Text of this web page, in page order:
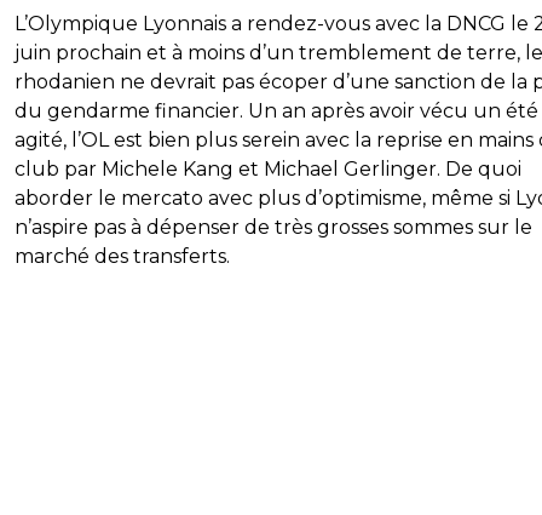
L’Olympique Lyonnais a rendez-vous avec la DNCG le
juin prochain et à moins d’un tremblement de terre,
rhodanien ne devrait pas écoper d’une sanction de la
du gendarme financier. Un an après avoir vécu un
agité, l’OL est bien plus serein avec la reprise en mains
club par Michele Kang et Michael Gerlinger. De quoi
aborder le mercato avec plus d’optimisme, même si
n’aspire pas à dépenser de très grosses sommes sur le
marché des transferts.